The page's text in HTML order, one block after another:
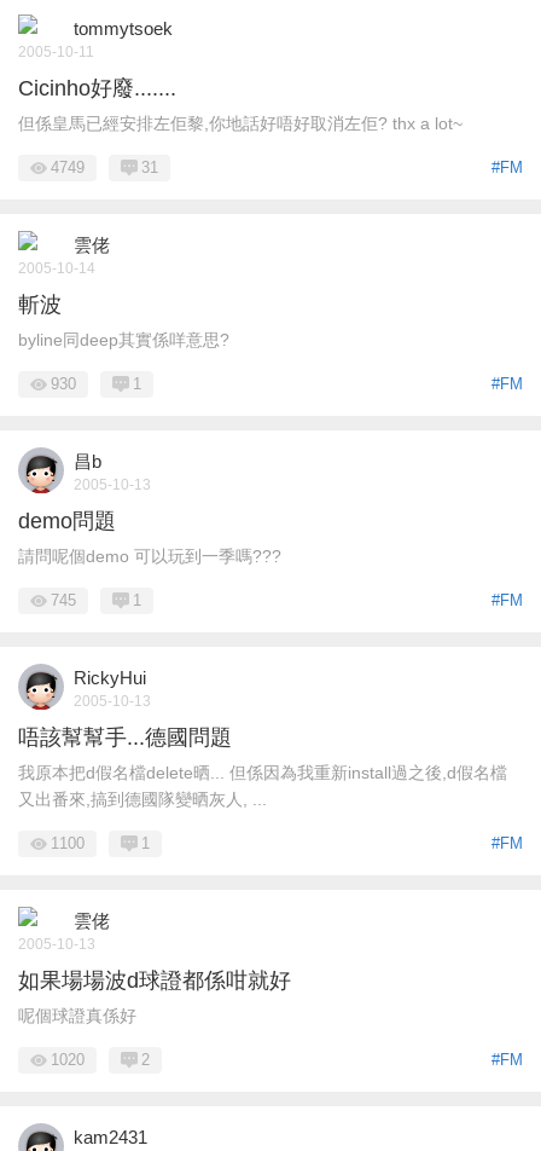
tommytsoek
2005-10-11
Cicinho好廢.......
但係皇馬已經安排左佢黎,你地話好唔好取消左佢? thx a lot~
#FM
4749 31
雲佬
2005-10-14
斬波
byline同deep其實係咩意思?
#FM
930 1
昌b
2005-10-13
demo問題
請問呢個demo 可以玩到一季嗎???
#FM
745 1
RickyHui
2005-10-13
唔該幫幫手...德國問題
我原本把d假名檔delete晒... 但係因為我重新install過之後,d假名檔
又出番來,搞到德國隊變晒灰人, ...
#FM
1100 1
雲佬
2005-10-13
如果場場波d球證都係咁就好
呢個球證真係好
#FM
1020 2
kam2431